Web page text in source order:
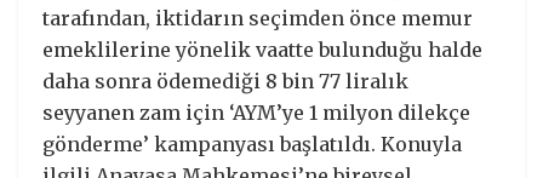
tarafından, iktidarın seçimden önce memur
emeklilerine yönelik vaatte bulunduğu halde
daha sonra ödemediği 8 bin 77 liralık
seyyanen zam için ‘AYM’ye 1 milyon dilekçe
gönderme’ kampanyası başlatıldı. Konuyla